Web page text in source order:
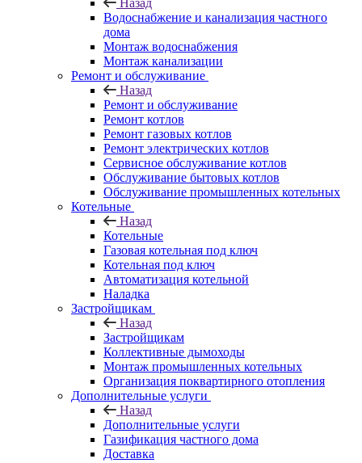
Назад
Водоснабжение и канализация частного
дома
Монтаж водоснабжения
Монтаж канализации
Ремонт и обслуживание
Назад
Ремонт и обслуживание
Ремонт котлов
Ремонт газовых котлов
Ремонт электрических котлов
Сервисное обслуживание котлов
Обслуживание бытовых котлов
Обслуживание промышленных котельных
Котельные
Назад
Котельные
Газовая котельная под ключ
Котельная под ключ
Автоматизация котельной
Наладка
Застройщикам
Назад
Застройщикам
Коллективные дымоходы
Монтаж промышленных котельных
Организация поквартирного отопления
Дополнительные услуги
Назад
Дополнительные услуги
Газификация частного дома
Доставка